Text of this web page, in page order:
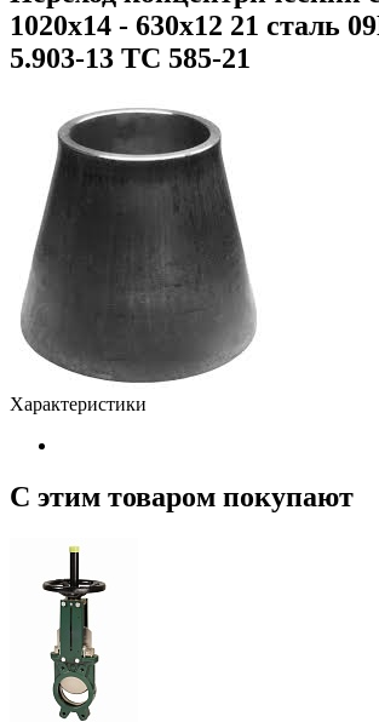
1020х14 - 630х12 21 сталь
5.903-13 ТС 585-21
Характеристики
С этим товаром покупают